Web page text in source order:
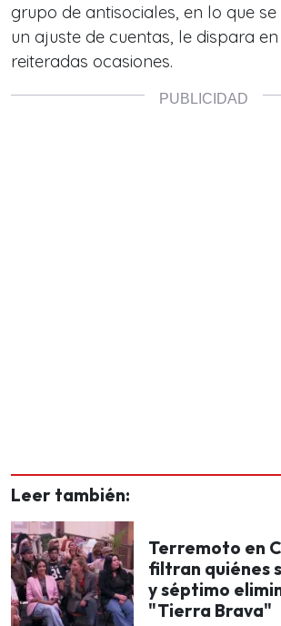
grupo de antisociales, en lo que
un ajuste de cuentas, le dispara
reiteradas ocasiones.
Leer también:
Terremoto en
filtran quiénes
y séptimo
"Tierra Brava"